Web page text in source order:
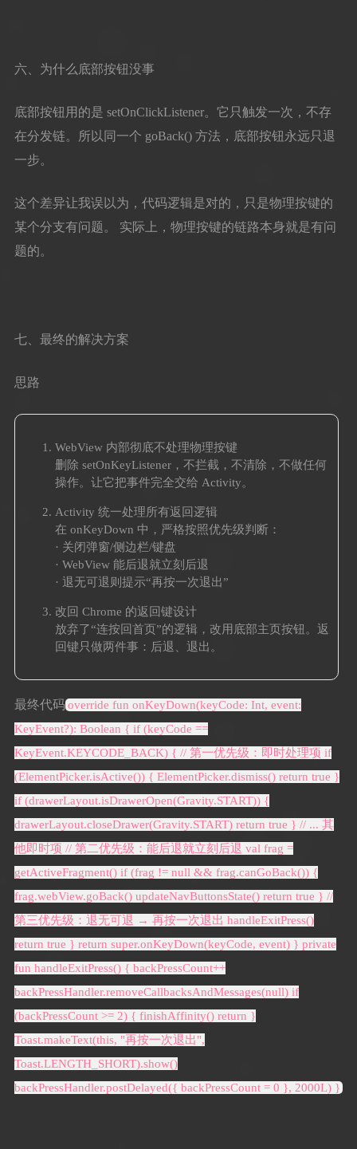
六、为什么底部按钮没事
底部按钮用的是 setOnClickListener。它只触发一次，不存
在分发链。所以同一个 goBack() 方法，底部按钮永远只退
一步。
这个差异让我误以为，代码逻辑是对的，只是物理按键的
某个分支有问题。 实际上，物理按键的链路本身就是有问
题的。
七、最终的解决方案
思路
WebView 内部彻底不处理物理按键
删除 setOnKeyListener，不拦截，不清除，不做任何
操作。让它把事件完全交给 Activity。
Activity 统一处理所有返回逻辑
在 onKeyDown 中，严格按照优先级判断：
· 关闭弹窗/侧边栏/键盘
· WebView 能后退就立刻后退
· 退无可退则提示“再按一次退出”
改回 Chrome 的返回键设计
放弃了“连按回首页”的逻辑，改用底部主页按钮。返
回键只做两件事：后退、退出。
最终代码 override fun onKeyDown(keyCode: Int, event:
KeyEvent?): Boolean { if (keyCode ==
KeyEvent.KEYCODE_BACK) { // 第一优先级：即时处理项 if
(ElementPicker.isActive()) { ElementPicker.dismiss() return true }
if (drawerLayout.isDrawerOpen(Gravity.START)) {
drawerLayout.closeDrawer(Gravity.START) return true } // ... 其
他即时项 // 第二优先级：能后退就立刻后退 val frag =
getActiveFragment() if (frag != null && frag.canGoBack()) {
frag.webView.goBack() updateNavButtonsState() return true } //
第三优先级：退无可退 → 再按一次退出 handleExitPress()
return true } return super.onKeyDown(keyCode, event) } private
fun handleExitPress() { backPressCount++
backPressHandler.removeCallbacksAndMessages(null) if
(backPressCount >= 2) { finishAffinity() return }
Toast.makeText(this, "再按一次退出",
Toast.LENGTH_SHORT).show()
backPressHandler.postDelayed({ backPressCount = 0 }, 2000L) }